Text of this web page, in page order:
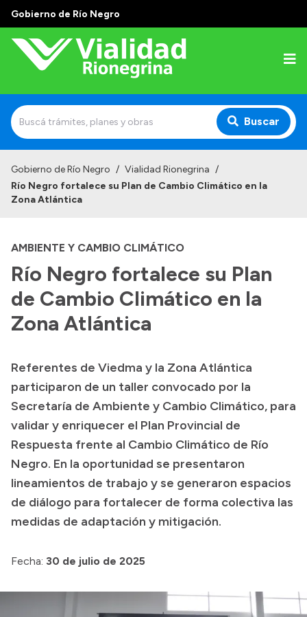
Gobierno de Río Negro
Buscar
Institucional
Autoridades
Delegaciones
Normativa
Historia Vial
Mi Vial
Recibos de sueldo
Correo oficial
Gobierno de Río Negro / Vialidad Rionegrina /
Río Negro fortalece su Plan de Cambio Climático en la
Zona Atlántica
AMBIENTE Y CAMBIO CLIMÁTICO
Río Negro fortalece su Plan
de Cambio Climático en la
Zona Atlántica
Referentes de Viedma y la Zona Atlántica
participaron de un taller convocado por la
Secretaría de Ambiente y Cambio Climático, para
validar y enriquecer el Plan Provincial de
Respuesta frente al Cambio Climático de Río
Negro. En la oportunidad se presentaron
lineamientos de trabajo y se generaron espacios
de diálogo para fortalecer de forma colectiva las
medidas de adaptación y mitigación.
Fecha: 30 de julio de 2025